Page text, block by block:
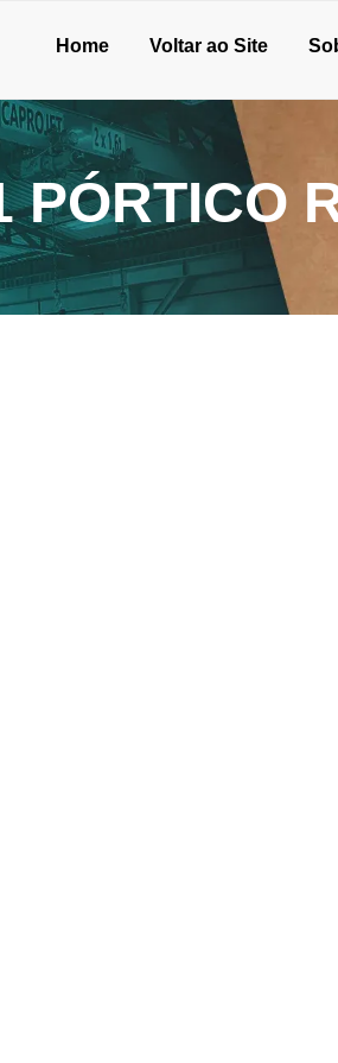
Home Voltar ao Site
PÓRTICO